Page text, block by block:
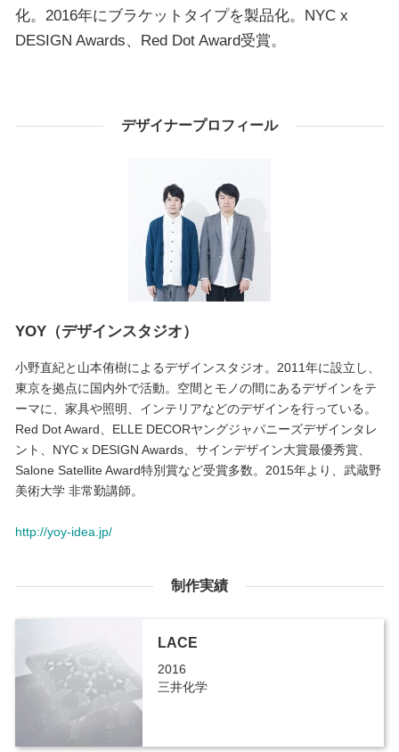
化。2016年にブラケットタイプを製品化。NYC x
DESIGN Awards、Red Dot Award受賞。
デザイナープロフィール
YOY（デザインスタジオ）
小野直紀と山本侑樹によるデザインスタジオ。2011年に設立し、
東京を拠点に国内外で活動。空間とモノの間にあるデザインをテ
ーマに、家具や照明、インテリアなどのデザインを行っている。
Red Dot Award、ELLE DECORヤングジャパニーズデザインタレ
ント、NYC x DESIGN Awards、サインデザイン大賞最優秀賞、
Salone Satellite Award特別賞など受賞多数。2015年より、武蔵野
美術大学 非常勤講師。
http://yoy-idea.jp/
制作実績
LACE
2016
三井化学